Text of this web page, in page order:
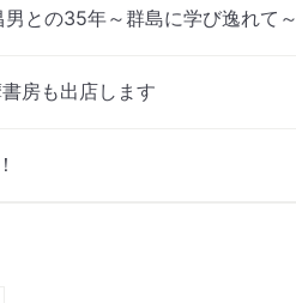
との35年～群島に学び逸れて～
房も出店します